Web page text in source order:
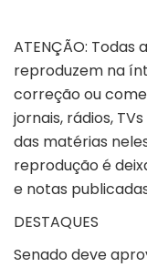
ATENÇÃO:
reproduzem na
correção ou
jornais, rádios,
das matérias
reprodução é
e notas
DESTAQUES
Senado deve